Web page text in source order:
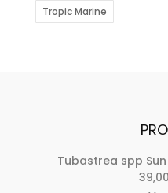
Tropic Marine
Tubastrea spp
39,00